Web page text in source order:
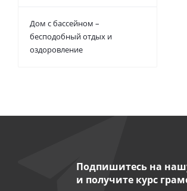
Дом с бассейном –
бесподобный отдых и
оздоровление
Подпишитесь на
и получите курс